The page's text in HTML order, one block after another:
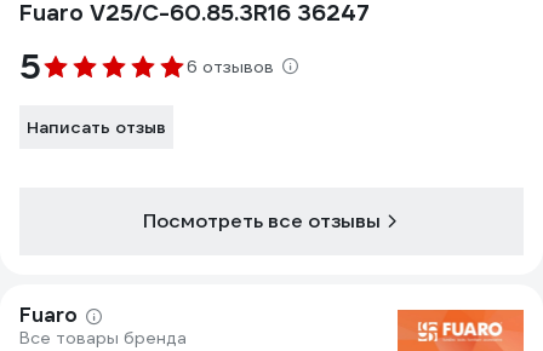
Fuaro V25/C-60.85.3R16 36247
5 6 отзывов
Написать отзыв
Посмотреть все отзывы
Fuaro
Все товары бренда